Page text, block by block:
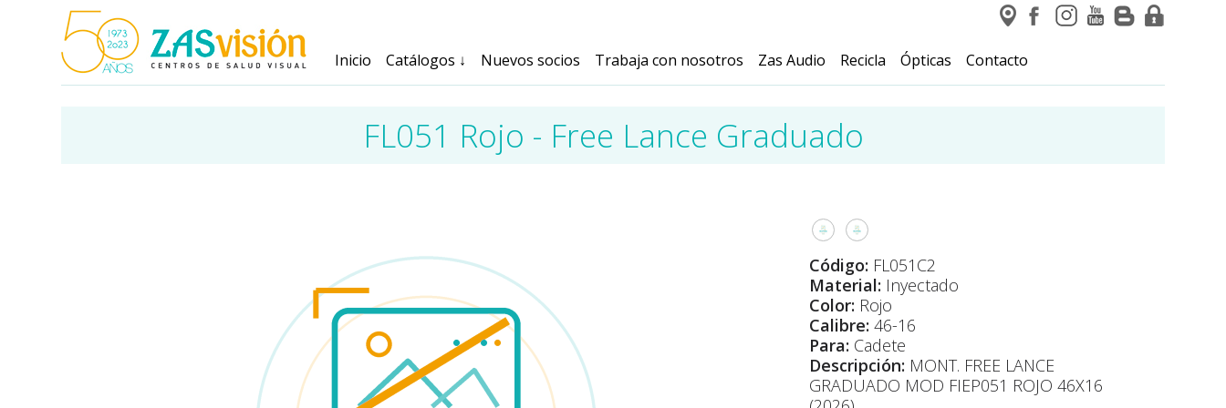
Inicio Catálogos ↓ Nuevos socios Trabaja con nosotros Zas Audio Recicla Ópticas Contacto
FL051 Rojo - Free Lance Graduado
Código: FL051C2
Material: Inyectado
Color: Rojo
Calibre: 46-16
Para: Cadete
Descripción: MONT. FREE LANCE
GRADUADO MOD FIEP051 ROJO 46X16